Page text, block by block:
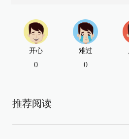
开心
0
难过
0
推荐阅读